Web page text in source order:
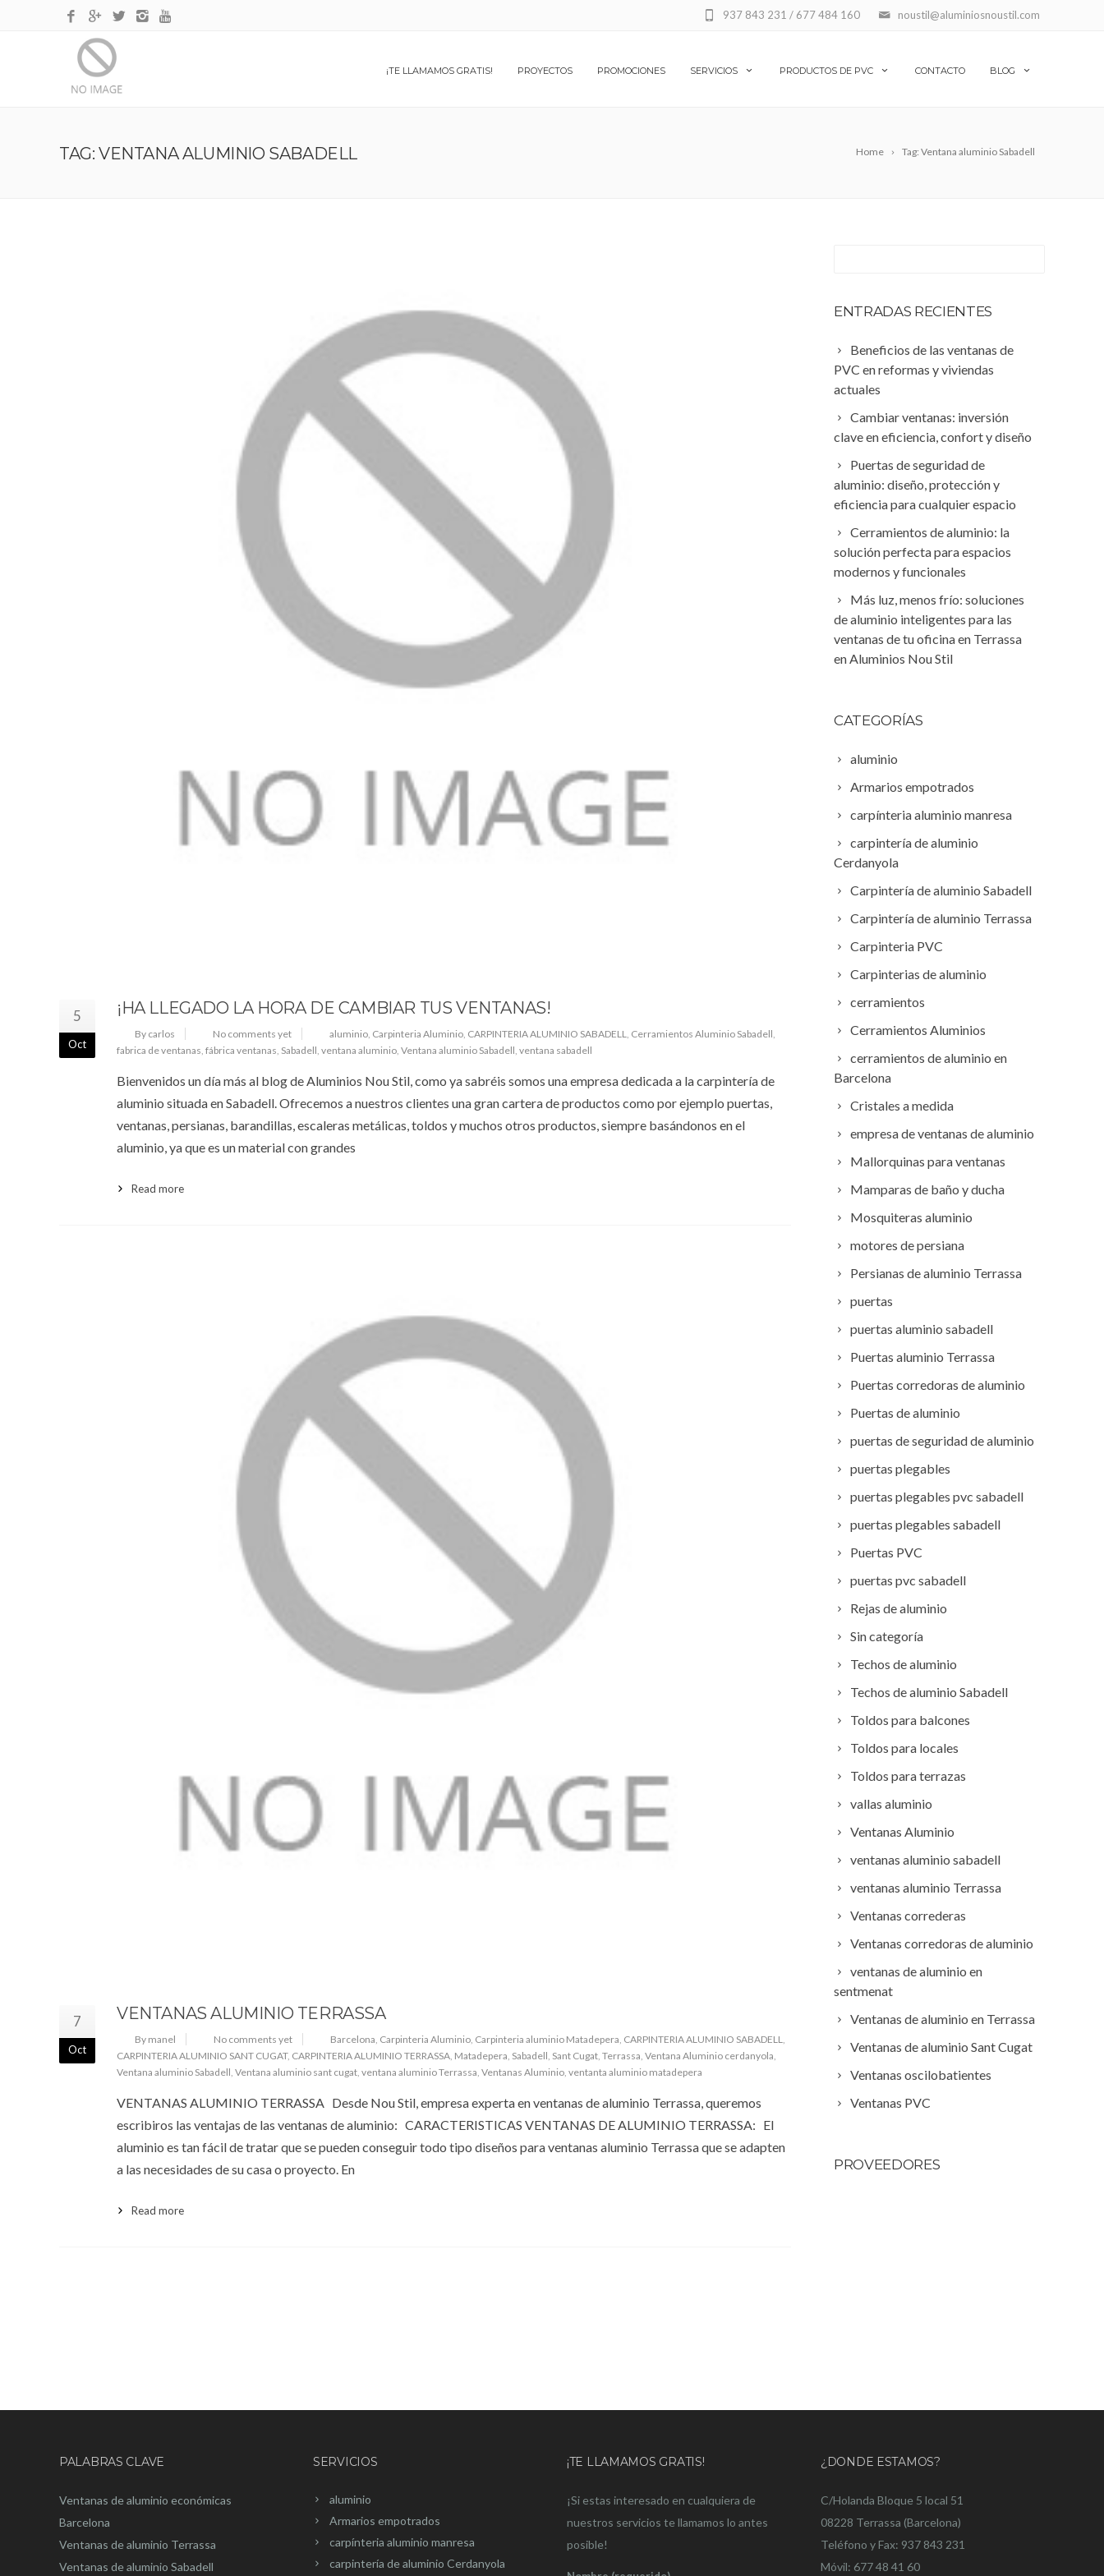
noustil@aluminiosnoustil.com
937 843 231 / 677 484 160
¡TE LLAMAMOS GRATIS! PROYECTOS PROMOCIONES SERVICIOS PRODUCTOS DE PVC CONTACTO BLOG
Home Tag: Ventana aluminio Sabadell
TAG: VENTANA ALUMINIO SABADELL
5
Oct
¡HA LLEGADO LA HORA DE CAMBIAR TUS VENTANAS!
By carlos No comments yet aluminio, Carpinteria Aluminio, CARPINTERIA ALUMINIO SABADELL, Cerramientos Aluminio Sabadell,
fabrica de ventanas, fábrica ventanas, Sabadell, ventana aluminio, Ventana aluminio Sabadell, ventana sabadell
Bienvenidos un día más al blog de Aluminios Nou Stil, como ya sabréis somos una empresa dedicada a la carpintería de
aluminio situada en Sabadell. Ofrecemos a nuestros clientes una gran cartera de productos como por ejemplo puertas,
ventanas, persianas, barandillas, escaleras metálicas, toldos y muchos otros productos, siempre basándonos en el
aluminio, ya que es un material con grandes
Read more
7
Oct
VENTANAS ALUMINIO TERRASSA
By manel No comments yet Barcelona, Carpinteria Aluminio, Carpinteria aluminio Matadepera, CARPINTERIA ALUMINIO SABADELL,
CARPINTERIA ALUMINIO SANT CUGAT, CARPINTERIA ALUMINIO TERRASSA, Matadepera, Sabadell, Sant Cugat, Terrassa, Ventana Aluminio cerdanyola,
Ventana aluminio Sabadell, Ventana aluminio sant cugat, ventana aluminio Terrassa, Ventanas Aluminio, ventanta aluminio matadepera
VENTANAS ALUMINIO TERRASSA Desde Nou Stil, empresa experta en ventanas de aluminio Terrassa, queremos
escribiros las ventajas de las ventanas de aluminio: CARACTERISTICAS VENTANAS DE ALUMINIO TERRASSA: El
aluminio es tan fácil de tratar que se pueden conseguir todo tipo diseños para ventanas aluminio Terrassa que se adapten
a las necesidades de su casa o proyecto. En
Read more
ENTRADAS RECIENTES
Beneficios de las ventanas de
PVC en reformas y viviendas
actuales
Cambiar ventanas: inversión
clave en eficiencia, confort y diseño
Puertas de seguridad de
aluminio: diseño, protección y
eficiencia para cualquier espacio
Cerramientos de aluminio: la
solución perfecta para espacios
modernos y funcionales
Más luz, menos frío: soluciones
de aluminio inteligentes para las
ventanas de tu oficina en Terrassa
en Aluminios Nou Stil
CATEGORÍAS
aluminio
Armarios empotrados
carpínteria aluminio manresa
carpintería de aluminio
Cerdanyola
Carpintería de aluminio Sabadell
Carpintería de aluminio Terrassa
Carpinteria PVC
Carpinterias de aluminio
cerramientos
Cerramientos Aluminios
cerramientos de aluminio en
Barcelona
Cristales a medida
empresa de ventanas de aluminio
Mallorquinas para ventanas
Mamparas de baño y ducha
Mosquiteras aluminio
motores de persiana
Persianas de aluminio Terrassa
puertas
puertas aluminio sabadell
Puertas aluminio Terrassa
Puertas corredoras de aluminio
Puertas de aluminio
puertas de seguridad de aluminio
puertas plegables
puertas plegables pvc sabadell
puertas plegables sabadell
Puertas PVC
puertas pvc sabadell
Rejas de aluminio
Sin categoría
Techos de aluminio
Techos de aluminio Sabadell
Toldos para balcones
Toldos para locales
Toldos para terrazas
vallas aluminio
Ventanas Aluminio
ventanas aluminio sabadell
ventanas aluminio Terrassa
Ventanas correderas
Ventanas corredoras de aluminio
ventanas de aluminio en
sentmenat
Ventanas de aluminio en Terrassa
Ventanas de aluminio Sant Cugat
Ventanas oscilobatientes
Ventanas PVC
PROVEEDORES
PALABRAS CLAVE
Ventanas de aluminio económicas
Barcelona
Ventanas de aluminio Terrassa
Ventanas de aluminio Sabadell
SERVICIOS
aluminio
Armarios empotrados
carpínteria aluminio manresa
carpintería de aluminio Cerdanyola
¡TE LLAMAMOS GRATIS!
¡Si estas interesado en cualquiera de
nuestros servicios te llamamos lo antes
posible!
¿DONDE ESTAMOS?
C/Holanda Bloque 5 local 51
08228 Terrassa (Barcelona)
Teléfono y Fax: 937 843 231
Móvil: 677 48 41 60